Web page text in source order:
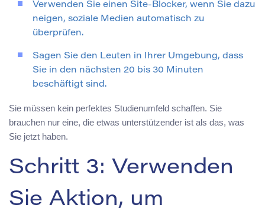
Verwenden Sie einen Site-Blocker, wenn Sie dazu
neigen, soziale Medien automatisch zu
überprüfen.
Sagen Sie den Leuten in Ihrer Umgebung, dass
Sie in den nächsten 20 bis 30 Minuten
beschäftigt sind.
Sie müssen kein perfektes Studienumfeld schaffen. Sie
brauchen nur eine, die etwas unterstützender ist als das, was
Sie jetzt haben.
Schritt 3: Verwenden
Sie Aktion, um